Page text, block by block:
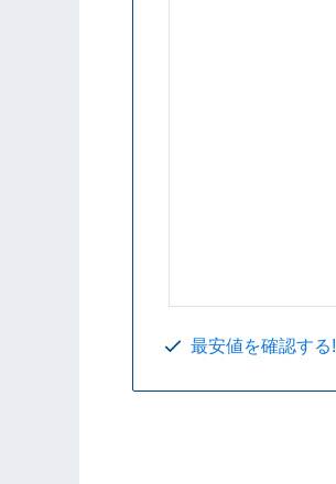
最安値を確認する